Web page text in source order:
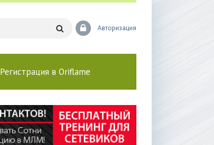
Авторизация
Регистрация в Oriflame